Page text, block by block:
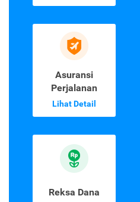
Asuransi
Perjalanan
Lihat Detail
Reksa Dana